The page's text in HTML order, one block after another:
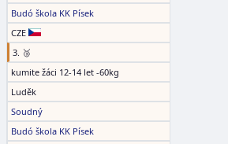
Budó škola KK Písek
CZE
3. 🥉
kumite žáci 12-14 let -60kg
Luděk
Soudný
Budó škola KK Písek